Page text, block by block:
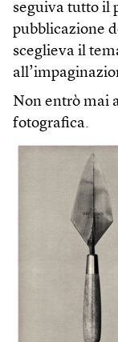
seguiva tutto il
pubblicazione
sceglieva il
Non entrò mai
fotografica.